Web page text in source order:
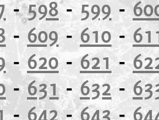
-598-599 -
- 609 - 610 -
-620 - 621 -
-631- 632-
- 642-643-